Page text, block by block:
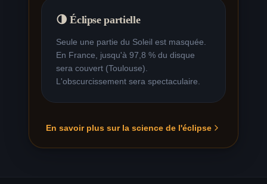
🌗 Éclipse partielle
Seule une partie du Soleil est masquée.
En France, jusqu'à 97,8 % du disque
sera couvert (Toulouse).
L'obscurcissement sera spectaculaire.
En savoir plus sur la science de l'éclipse